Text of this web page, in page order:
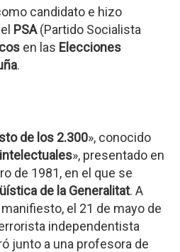
candidato e hizo
PSA(Partido Socialista
en las Elecciones
.
de los 2.300», conocido
», presentado en
de 1981, en el que se
de la Generalitat. A
el 21 de mayo de
independentista
junto a una profesora de